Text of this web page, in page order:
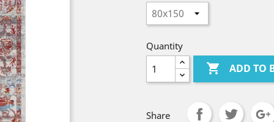
Quantity
 ADD TO
Share